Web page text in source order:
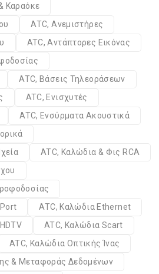
Καραόκε
ATC, Ανεμιστήρες
ATC, Αντάπτορες Εικόνας
ATC, Βάσεις Τηλεοράσεων
ATC, Ενισχυτές
ATC, Ενσύρματα Ακουστικά
ATC, Καλώδια & Φις RCA
ATC, Καλώδια Ethernet
ATC, Καλώδια Scart
ATC, Καλώδια Οπτικής Ίνας
& Μεταφοράς Δεδομένων